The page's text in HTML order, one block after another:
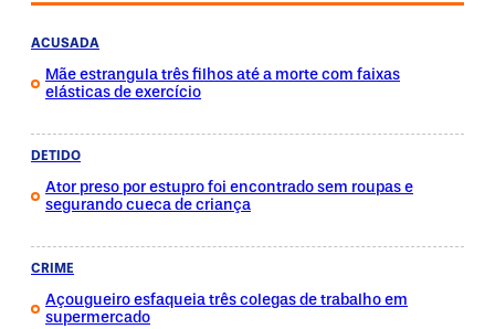
ACUSADA
Mãe estrangula três filhos até a morte com faixas
elásticas de exercício
DETIDO
Ator preso por estupro foi encontrado sem roupas e
segurando cueca de criança
CRIME
Açougueiro esfaqueia três colegas de trabalho em
supermercado